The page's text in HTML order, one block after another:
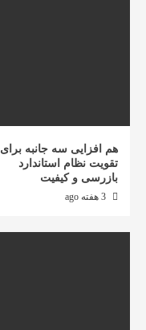
هم افزایی سه جانبه برای
تقویت نظام استاندارد
بازرسی و کیفیت